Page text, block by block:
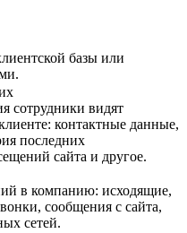
базы или
сотрудники видят
контактные данные,
последних
сайта и другое.
в компанию: исходящие,
сообщения с сайта,
сетей.